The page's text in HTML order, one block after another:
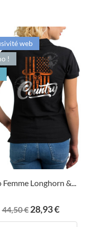
Femme Longhorn &...
Prix
de
44,50 € Prix
28,93 €
web
!